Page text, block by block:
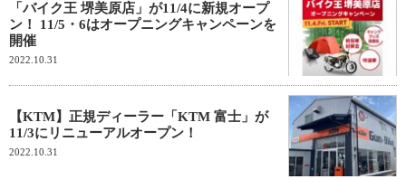
「バイク王 堺美原店」が11/4に新規オープ
ン！ 11/5・6はオープニングキャンペーンを
開催
2022.10.31
【KTM】正規ディーラー「KTM 富士」が
11/3にリニューアルオープン！
2022.10.31